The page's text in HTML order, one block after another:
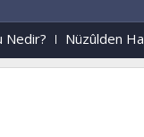
Nüzûlden Hayata...